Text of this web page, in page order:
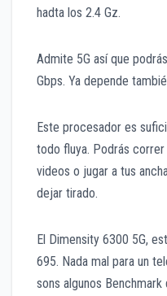
hadta los 2.4 Gz.
Admite 5G así que
Gbps. Ya depende
Este procesador es
todo fluya. Podrás
videos o jugar a tus
dejar tirado.
El Dimensity 6300 5G,
695. Nada mal para un
sons algunos Benchmark